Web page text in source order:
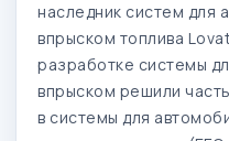
наследник систем для
впрыском топлива
разработке системы
впрыском решили
в системы для